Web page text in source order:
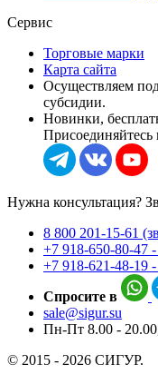
Сервис
Торговые марки
Карта сайта
Осуществляем
субсидии.
Новинки,
Присоединяйтесь
Нужна консультация?
8 800 201-15-61
+7 918-650-80-47
+7 918-621-48-19
Спросите в
sale@sigur.su
Пн-Пт 8.00 -
© 2015 - 2026 СИГУР.